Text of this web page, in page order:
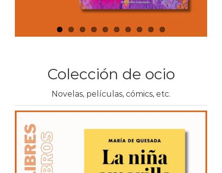
Colección de ocio
Novelas, películas, cómics, etc.